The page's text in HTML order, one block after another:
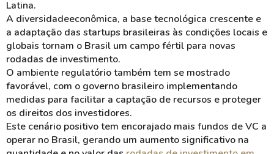
Latina.
A diversidadeeconômica, a base tecnológica crescente e
a adaptação das startups brasileiras às condições locais e
globais tornam o Brasil um campo fértil para novas
rodadas de investimento.
O ambiente regulatório também tem se mostrado
favorável, com o governo brasileiro implementando
medidas para facilitar a captação de recursos e proteger
os direitos dos investidores.
Este cenário positivo tem encorajado mais fundos de VC a
operar no Brasil, gerando um aumento significativo na